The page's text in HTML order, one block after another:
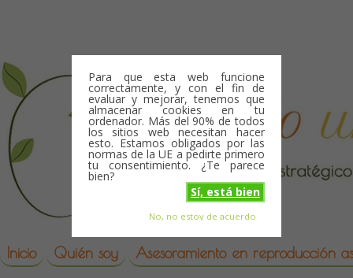
Para que esta web funcione
correctamente, y con el fin de
evaluar y mejorar, tenemos que
almacenar cookies en tu
ordenador. Más del 90% de todos
los sitios web necesitan hacer
esto. Estamos obligados por las
normas de la UE a pedirte primero
tu consentimiento. ¿Te parece
bien?
Sí, está bien
No, no estoy de acuerdo
reproduccion asistida
Skip to content
Inicio Quién soy Asesoramiento en reproducción